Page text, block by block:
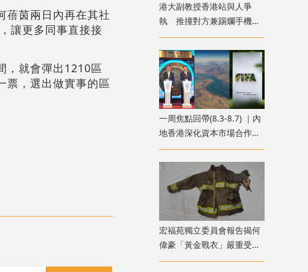
蓓茵兩日內再在其社
讓更多同事直接接
，就會彈出1210區
票，選出做實事的區
港大副教授香港站與人爭
執 推撞對方兼踢爛手機
准簽保守行為兩年
一周焦點回帶(8.3-8.7) ｜內
地香港深化資本市場合作
霍爾木茲海峽外交突破 國
際足協股權風波
宏福苑獨立委員會報告揭何
偉豪「黃金戰衣」嚴重受
損 或曾長時間接觸高溫